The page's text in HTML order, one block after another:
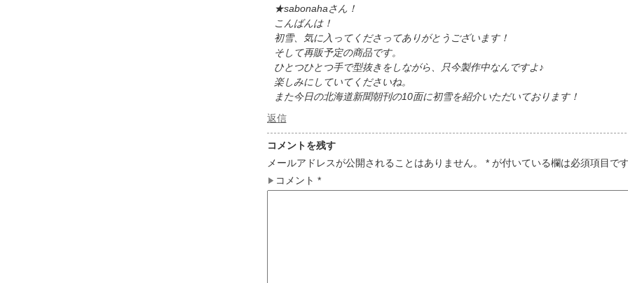
★sabonahaさん！
こんばんは！
初雪、気に入ってくださってありがとうございます！
そして再販予定の商品です。
ひとつひとつ手で型抜きをしながら、只今製作中なんですよ♪
楽しみにしていてくださいね。
また今日の北海道新聞朝刊の10面に初雪を紹介いただいております！
返信
コメントを残す
メールアドレスが公開されることはありません。
*が付いている欄は必須項目で
コメント *